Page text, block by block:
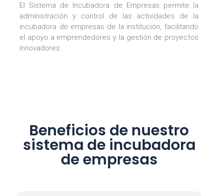
El Sistema de Incubadora de Empresas permite la
administración y control de las actividades de la
incubadora de empresas de la institución, facilitando
el apoyo a emprendedores y la gestión de proyectos
innovadores.
Beneficios de nuestro
sistema de incubadora
de empresas